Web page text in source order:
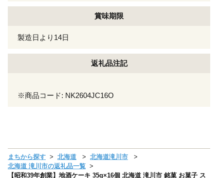
賞味期限
製造日より14日
返礼品注記
※商品コード: NK2604JC16O
まちから探す 北海道
北海道滝川市
北海道 滝川市の返礼品一覧
【昭和39年創業】地酒ケーキ 35g×16個 北海道 滝川市 銘菓 お菓子 ス